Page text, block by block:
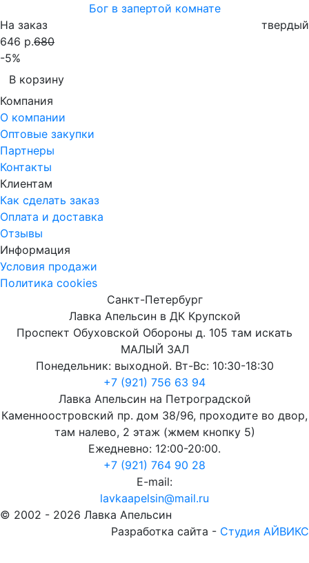
Бог в запертой комнате
На заказ
твердый
646 р.680
-5%
В корзину
Компания
О компании
Оптовые закупки
Партнеры
Контакты
Клиентам
Как сделать заказ
Оплата и доставка
Отзывы
Информация
Условия продажи
Политика cookies
Санкт-Петербург
Лавка Апельсин в ДК Крупской
Проспект Обуховской Обороны д. 105 там искать
МАЛЫЙ ЗАЛ
Понедельник: выходной. Вт-Вс: 10:30-18:30
+7 (921) 756 63 94
Лавка Апельсин на Петроградской
Каменноостровский пр. дом 38/96, проходите во двор,
там налево, 2 этаж (жмем кнопку 5)
Ежедневно: 12:00-20:00.
+7 (921) 764 90 28
E-mail:
lavkaapelsin@mail.ru
© 2002 - 2026 Лавка Апельсин
Разработка сайта - Студия АЙВИКС